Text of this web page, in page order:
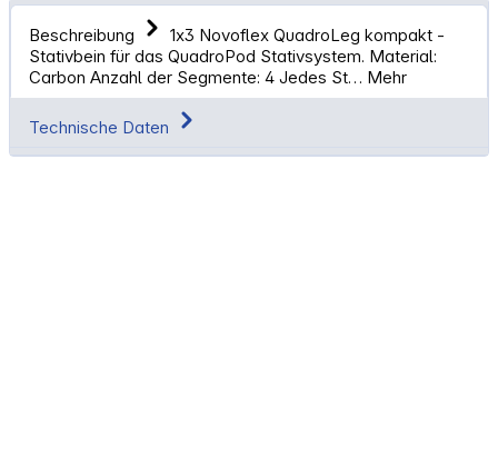
Beschreibung
1x3 Novoflex QuadroLeg kompakt -
Stativbein für das QuadroPod Stativsystem. Material:
Carbon Anzahl der Segmente: 4 Jedes St… Mehr
Technische Daten